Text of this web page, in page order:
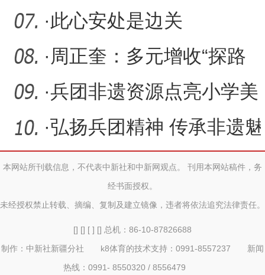
部
技能示范培训扎实推进
·此心安处是边关
· 周正奎：多元增收“探路
者”
·兵团非遗资源点亮小学美
术项目化教学新征程
·弘扬兵团精神 传承非遗魅
力 烧箔画融入小学美术项
本网站所刊载信息，不代表中新社和中新网观点。 刊用本网站稿件，务
经书面授权。
未经授权禁止转载、摘编、复制及建立镜像，违者将依法追究法律责任。
[] [] [ ] [] 总机：86-10-87826688
制作：中新社新疆分社 k8体育的技术支持：0991-8557237 新闻
热线：0991- 8550320 / 8556479